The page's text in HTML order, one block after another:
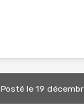
Postéle 19